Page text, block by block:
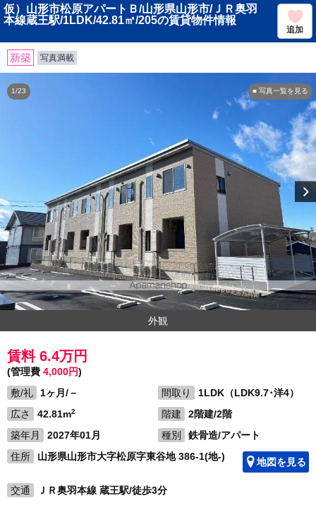
仮）山形市松原アパートＢ/山形県山形市/ＪＲ奥羽
本線蔵王駅/1LDK/42.81㎡/205の賃貸物件情報
追加
新築 写真満載
■ 写真一覧を見る
1/23
外観
賃料 6.4万円
(管理費 4,000円)
敷/礼
1ヶ月/－ 間取り
1LDK（LDK9.7･洋4）
広さ
42.81m2 階建
2階建/2階
築年月
2027年01月 種別
鉄骨造/アパート
住所
山形県山形市大字松原字東谷地 386-1(地-) 地図を見る
交通 ＪＲ奥羽本線 蔵王駅/徒歩3分